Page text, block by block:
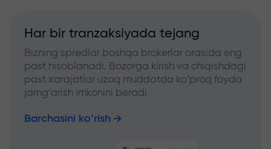
Har bir tranzaksiyada tejang
Bizning spredlar boshqa brokerlar orasida eng
past hisoblanadi. Bozorga kirish va chiqishdagi
past xarajatlar uzoq muddatda ko‘proq foyda
jamg‘arish imkonini beradi
Barchasini ko‘rish